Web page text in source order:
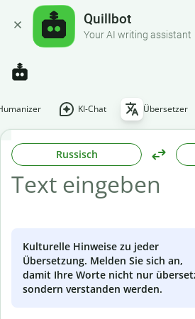
Quillbot
Your AI writing assistant
KI-Chat Übersetzer
Russisch
Kulturelle Hinweise zu jeder
Übersetzung. Melden Sie sich an,
damit Ihre Worte nicht nur
sondern verstanden werden.